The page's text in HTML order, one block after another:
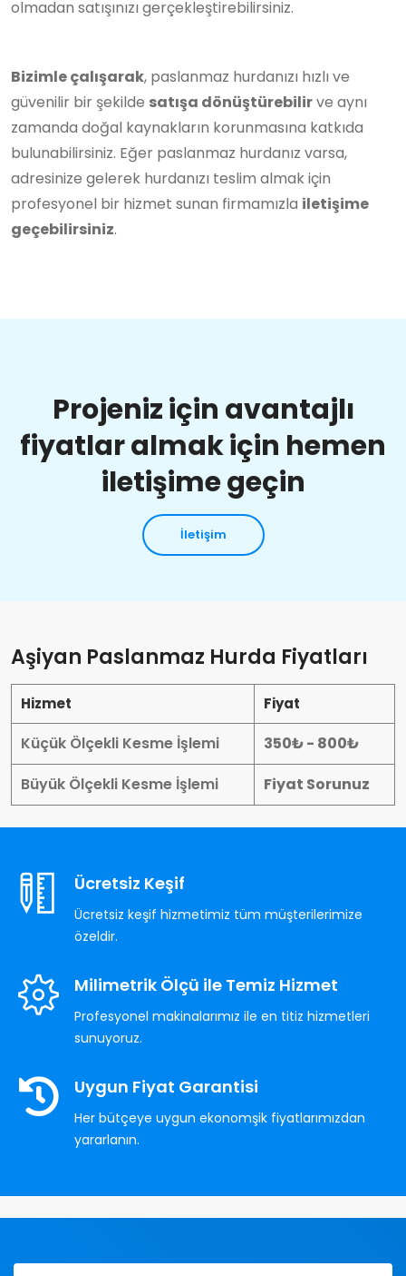
olmadan satışınızı gerçekleştirebilirsiniz.
Bizimle çalışarak, paslanmaz hurdanızı hızlı ve
güvenilir bir şekilde satışa dönüştürebilirve aynı
zamanda doğal kaynakların korunmasına katkıda
bulunabilirsiniz. Eğer paslanmaz hurdanız varsa,
adresinize gelerek hurdanızı teslim almak için
profesyonel bir hizmet sunan firmamızla iletişime
geçebilirsiniz.
Projeniz için avantajlı
fiyatlar almak için hemen
iletişime geçin
İletişim
Aşiyan Paslanmaz Hurda Fiyatları
Hizmet Fiyat
Küçük Ölçekli Kesme İşlemi
350₺ - 800₺
Büyük Ölçekli Kesme İşlemi
Fiyat Sorunuz
Ücretsiz Keşif
Ücretsiz keşif hizmetimiz tüm müşterilerimize
özeldir.
Milimetrik Ölçü ile Temiz Hizmet
Profesyonel makinalarımız ile en titiz hizmetleri
sunuyoruz.
Uygun Fiyat Garantisi
Her bütçeye uygun ekonomşik fiyatlarımızdan
yararlanın.